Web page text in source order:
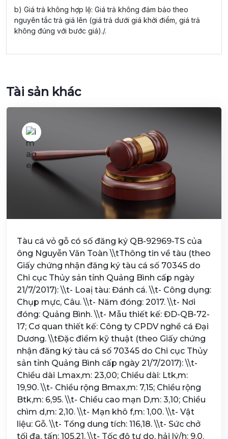
b) Giá trả không hợp lệ: Giá trả không đảm bảo theo
nguyên tắc trả giá lên (giá trả dưới giá khởi điểm, giá trả
không đúng với bước giá)./.
Tài sản khác
Tàu cá vỏ gỗ có số đăng ký QB-92969-TS của
ông Nguyễn Văn Toàn \\tThông tin về tàu (theo
Giấy chứng nhận đăng ký tàu cá số 70345 do
Chi cục Thủy sản tỉnh Quảng Bình cấp ngày
21/7/2017): \\t- Loaị tàu: Đánh cá. \\t- Công dụng:
Chụp mực, Câu. \\t- Năm đóng: 2017. \\t- Nơi
đóng: Quảng Bình. \\t- Mẫu thiết kế: ĐD-QB-72-
17; Cơ quan thiết kế: Công ty CPDV nghề cá Đại
Dương. \\tĐặc điểm kỹ thuật (theo Giấy chứng
nhận đăng ký tàu cá số 70345 do Chi cục Thủy
sản tỉnh Quảng Bình cấp ngày 21/7/2017): \\t-
Chiều dài Lmax,m: 23,00; Chiều dài: Ltk,m:
19,90. \\t- Chiều rộng Bmax,m: 7,15; Chiều rộng
Btk,m: 6,95. \\t- Chiều cao mạn D,m: 3,10; Chiều
chìm d,m: 2,10. \\t- Mạn khô f,m: 1,00. \\t- Vật
liệu: Gỗ. \\t- Tổng dung tích: 116,18. \\t- Sức chở
tối đa, tấn: 105,21. \\t- Tốc độ tự do, hải lý/h: 9,0.